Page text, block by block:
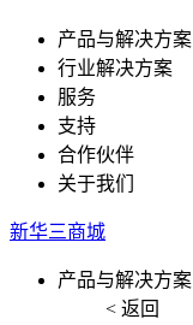
产品与解决方案
行业解决方案
服务
支持
合作伙伴
关于我们
新华三商城
产品与解决方案
< 返回